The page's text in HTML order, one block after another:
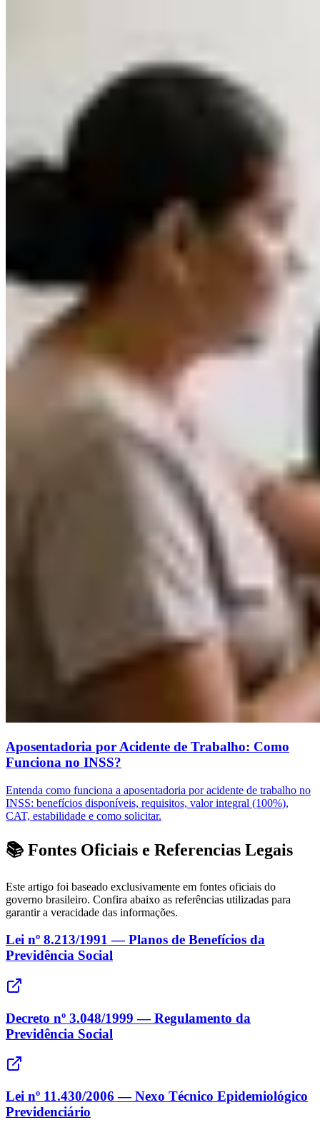
Aposentadoria por Acidente de Trabalho: Como
Funciona no INSS?
Entenda como funciona a aposentadoria por acidente de trabalho no
INSS: benefícios disponíveis, requisitos, valor integral (100%),
CAT, estabilidade e como solicitar.
📚 Fontes Oficiais e Referencias Legais
Este artigo foi baseado exclusivamente em fontes oficiais do
governo brasileiro. Confira abaixo as referências utilizadas para
garantir a veracidade das informações.
Lei nº 8.213/1991 — Planos de Benefícios da
Previdência Social
Decreto nº 3.048/1999 — Regulamento da
Previdência Social
Lei nº 11.430/2006 — Nexo Técnico Epidemiológico
Previdenciário